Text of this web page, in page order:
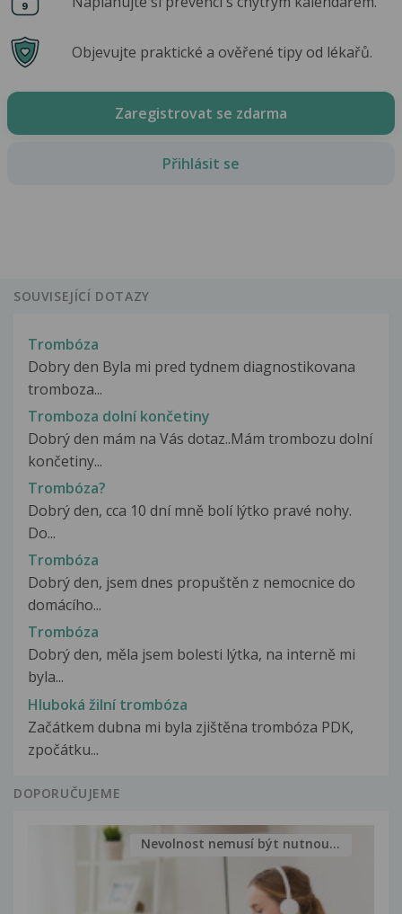
Objevujte praktické a ověřené tipy od lékařů.
Zaregistrovat se zdarma
Přihlásit se
SOUVISEJÍCÍ DOTAZY
Trombóza
Dobry den Byla mi pred tydnem diagnostikovana
tromboza...
Tromboza dolní končetiny
Dobrý den mám na Vás dotaz..Mám trombozu dolní
končetiny...
Trombóza?
Dobrý den, cca 10 dní mně bolí lýtko pravé nohy.
Do...
Trombóza
Dobrý den, jsem dnes propuštěn z nemocnice do
domácího...
Trombóza
Dobrý den, měla jsem bolesti lýtka, na interně mi
byla...
Hluboká žilní trombóza
Začátkem dubna mi byla zjištěna trombóza PDK,
zpočátku...
DOPORUČUJEME
Nevolnost nemusí být nutnou...